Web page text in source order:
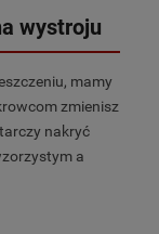
wystroju
mamy
zmienisz
nakryć
a